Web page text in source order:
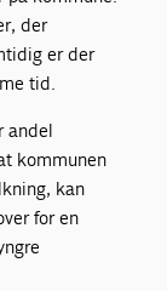
der
er der
tid.
andel
kommunen
kan
for en